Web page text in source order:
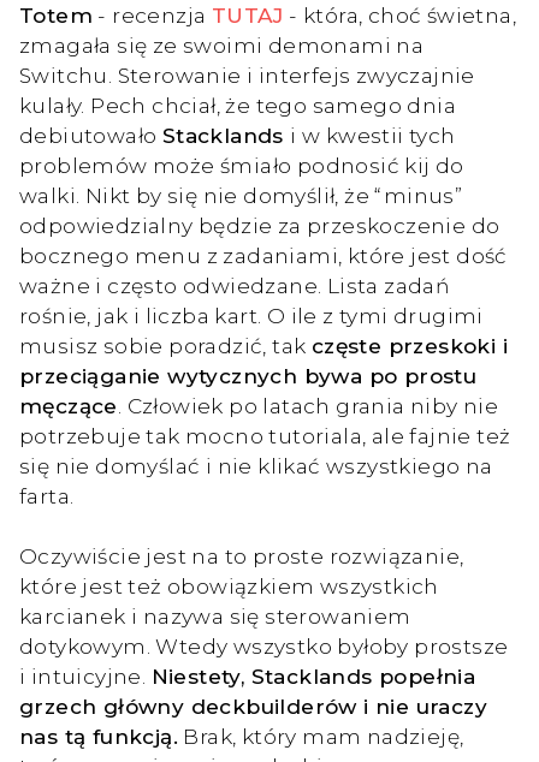
Totem - recenzja TUTAJ - która, choć świetna,
zmagała się ze swoimi demonami na
Switchu. Sterowanie i interfejs zwyczajnie
kulały. Pech chciał, że tego samego dnia
debiutowało Stacklands i w kwestii tych
problemów może śmiało podnosić kij do
walki. Nikt by się nie domyślił, że “minus”
odpowiedzialny będzie za przeskoczenie do
bocznego menu z zadaniami, które jest dość
ważne i często odwiedzane. Lista zadań
rośnie, jak i liczba kart. O ile z tymi drugimi
musisz sobie poradzić, tak częste przeskoki i
przeciąganie wytycznych bywa po prostu
męczące . Człowiek po latach grania niby nie
potrzebuje tak mocno tutoriala, ale fajnie też
się nie domyślać i nie klikać wszystkiego na
farta.
Oczywiście jest na to proste rozwiązanie,
które jest też obowiązkiem wszystkich
karcianek i nazywa się sterowaniem
dotykowym. Wtedy wszystko byłoby prostsze
i intuicyjne. Niestety, Stacklands popełnia
grzech główny deckbuilderów i nie uraczy
nas tą funkcją. Brak, który mam nadzieję,